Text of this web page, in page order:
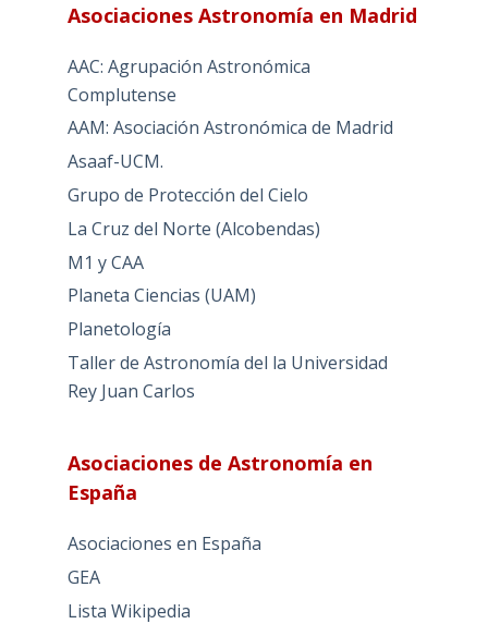
Asociaciones Astronomía en Madrid
AAC: Agrupación Astronómica
Complutense
AAM: Asociación Astronómica de Madrid
Asaaf-UCM.
Grupo de Protección del Cielo
La Cruz del Norte (Alcobendas)
M1 y CAA
Planeta Ciencias (UAM)
Planetología
Taller de Astronomía del la Universidad
Rey Juan Carlos
Asociaciones de Astronomía en
España
Asociaciones en España
GEA
Lista Wikipedia